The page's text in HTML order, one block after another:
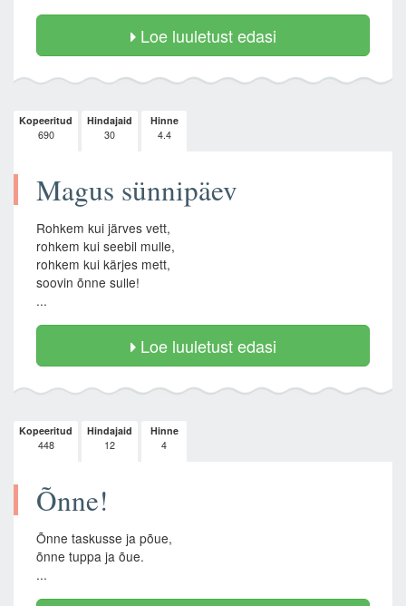
Loe luuletust edasi
Kopeeritud
690
Hindajaid
30
Hinne
4.4
Magus sünnipäev
Rohkem kui järves vett,
rohkem kui seebil mulle,
rohkem kui kärjes mett,
soovin õnne sulle!
...
Loe luuletust edasi
Kopeeritud
448
Hindajaid
12
Hinne
4
Õnne!
Õnne taskusse ja põue,
õnne tuppa ja õue.
...